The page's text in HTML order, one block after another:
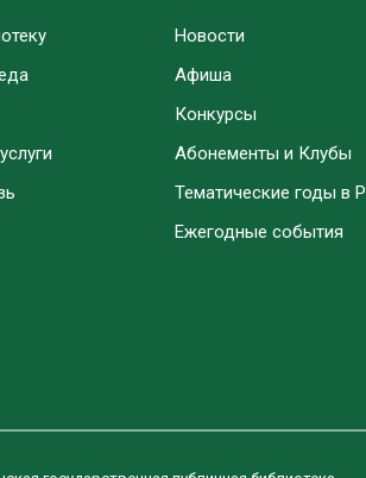
Новости
Афиша
Конкурсы
Абонементы и Клубы
Тематические годы в
Ежегодные события